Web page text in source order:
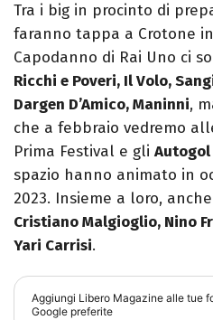
Tra i big in procinto di
faranno tappa a Crotone
Capodanno di Rai Uno ci
Ricchi e Poveri, Il Volo,
Dargen D’Amico, Maninni,
che a febbraio vedremo
Prima Festival e gli Autogol
spazio hanno animato in
2023. Insieme a loro,
Cristiano Malgioglio, Nino
Yari Carrisi.
Aggiungi Libero Magazine alle tue
Google preferite